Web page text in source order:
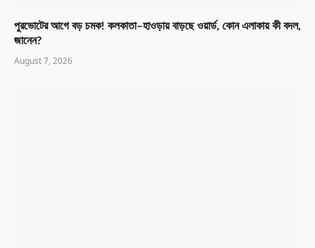
পুরভোটের আগে বড় চমক! কলকাতা–হাওড়ায় বাড়ছে ওয়ার্ড, কোন এলাকায় কী বদল,
জানেন?
August 7, 2026